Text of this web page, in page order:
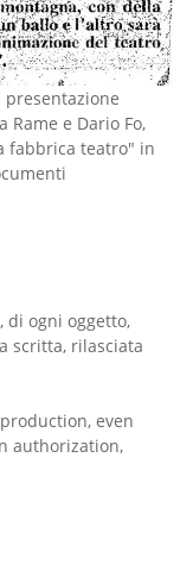
e Dario Fo,
fabbrica teatro" in
di ogni oggetto,
scritta, rilasciata
even
authorization,